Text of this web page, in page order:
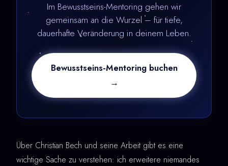
Im Bewusstseins-Mentoring gehen wir
gemeinsam an die Wurzel – für tiefe,
dauerhafte Veränderung in deinem Leben.
Bewusstseins-Mentoring buchen
→
Über Christian Bech und seine Arbeit gibt es eine
wichtige Sache zu verstehen: ich erweitere niemandes